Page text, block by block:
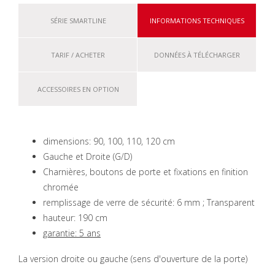
SÉRIE SMARTLINE INFORMATIONS TECHNIQUES
TARIF / ACHETER DONNÉES À TÉLÉCHARGER
ACCESSOIRES EN OPTION
dimensions: 90, 100, 110, 120 cm
Gauche et Droite (G/D)
Charnières, boutons de porte et fixations en finition
chromée
remplissage de verre de sécurité: 6 mm ; Transparent
hauteur: 190 cm
garantie: 5 ans
La version droite ou gauche (sens d'ouverture de la porte)